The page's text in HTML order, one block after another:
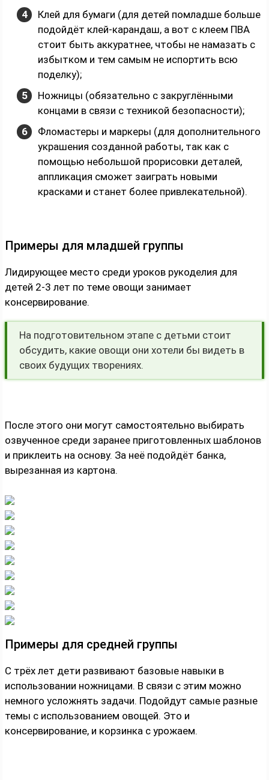
Клей для бумаги (для детей помладше больше
подойдёт клей-карандаш, а вот с клеем ПВА
стоит быть аккуратнее, чтобы не намазать с
избытком и тем самым не испортить всю
поделку);
Ножницы (обязательно с закруглёнными
концами в связи с техникой безопасности);
Фломастеры и маркеры (для дополнительного
украшения созданной работы, так как с
помощью небольшой прорисовки деталей,
аппликация сможет заиграть новыми
красками и станет более привлекательной).
Примеры для младшей группы
Лидирующее место среди уроков рукоделия для
детей 2-3 лет по теме овощи занимает
консервирование.
На подготовительном этапе с детьми стоит
обсудить, какие овощи они хотели бы видеть в
своих будущих творениях.
После этого они могут самостоятельно выбирать
озвученное среди заранее приготовленных шаблонов
и приклеить на основу. За неё подойдёт банка,
вырезанная из картона.
Примеры для средней группы
С трёх лет дети развивают базовые навыки в
использовании ножницами. В связи с этим можно
немного усложнять задачи. Подойдут самые разные
темы с использованием овощей. Это и
консервирование, и корзинка с урожаем.